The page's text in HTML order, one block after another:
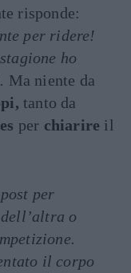
risponde:
per ridere!
ho
Ma niente da
tanto da
per chiarire il
per
o
il corpo